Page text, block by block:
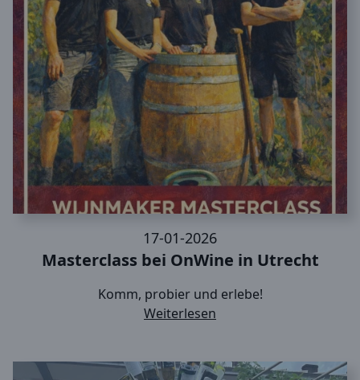
17-01-2026
Masterclass bei OnWine in Utrecht
Komm, probier und erlebe!
Weiterlesen